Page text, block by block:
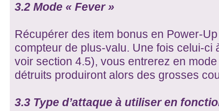
3.2 Mode « Fever »
Récupérer des item bonus en Power-
compteur de plus-valu. Une fois celui-ci
voir section 4.5), vous entrerez en
détruits produiront alors des grosses
3.3 Type d’attaque à utiliser en